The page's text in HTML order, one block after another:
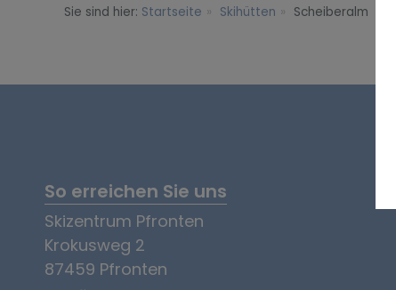
Sie sind hier: Startseite Skihütten Scheiberalm
So erreichen Sie uns
Skizentrum Pfronten
Krokusweg 2
87459 Pfronten